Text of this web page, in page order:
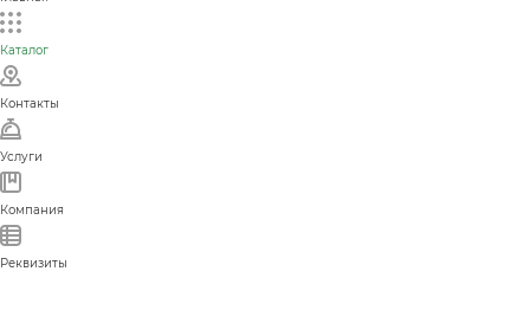
Каталог
Контакты
Услуги
Компания
Реквизиты